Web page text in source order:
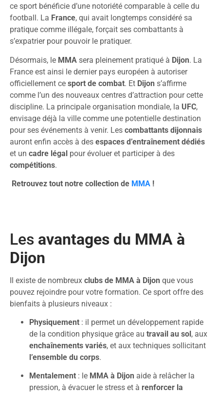
ce sport bénéficie d’une notoriété comparable à celle du
football. La France, qui avait longtemps considéré sa
pratique comme illégale, forçait ses combattants à
s’expatrier pour pouvoir le pratiquer.
Désormais, le MMA sera pleinement pratiqué à Dijon. La
France est ainsi le dernier pays européen à autoriser
officiellement ce sport de combat. Et Dijon s’affirme
comme l’un des nouveaux centres d’attraction pour cette
discipline. La principale organisation mondiale, la UFC,
envisage déjà la ville comme une potentielle destination
pour ses événements à venir. Les combattants dijonnais
auront enfin accès à des espaces d’entraînement dédiés
et un cadre légal pour évoluer et participer à des
compétitions.
Retrouvez tout notre collection de MMA !
Les avantages du MMA à
Dijon
Il existe de nombreux clubs de MMA à Dijon que vous
pouvez rejoindre pour votre formation. Ce sport offre des
bienfaits à plusieurs niveaux :
Physiquement : il permet un développement rapide
de la condition physique grâce au travail au sol, aux
enchaînements variés, et aux techniques sollicitant
l’ensemble du corps.
Mentalement : le MMA à Dijon aide à relâcher la
pression, à évacuer le stress et à renforcer la